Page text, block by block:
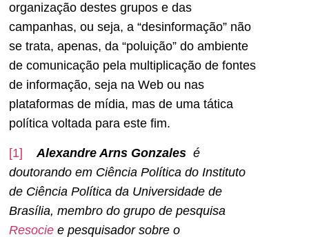
organização destes grupos e das
campanhas, ou seja, a “desinformação” não
se trata, apenas, da “poluição” do ambiente
de comunicação pela multiplicação de fontes
de informação, seja na Web ou nas
plataformas de mídia, mas de uma tática
política voltada para este fim.
[1] Alexandre Arns Gonzales é
doutorando em Ciência Política do Instituto
de Ciência Política da Universidade de
Brasília, membro do grupo de pesquisa
Resocie e pesquisador sobre o